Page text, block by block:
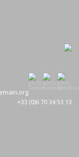
+33 (0)6 70 34 53 13